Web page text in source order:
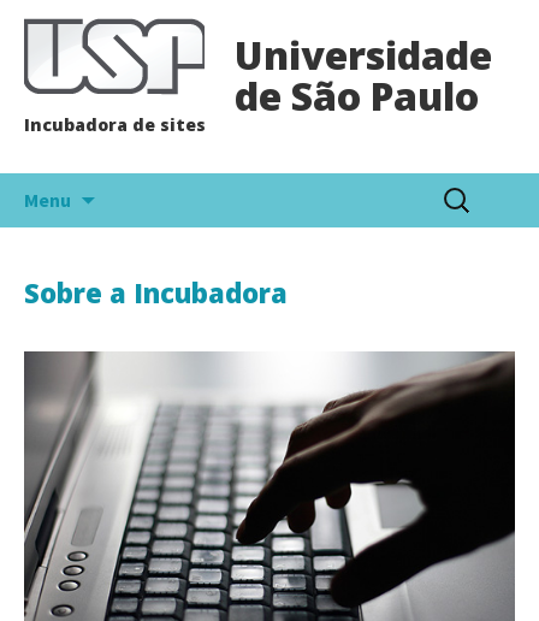
Universidade
de São Paulo
Incubadora de sites
Menu
Pesquisar
por:
Sobre a Incubadora